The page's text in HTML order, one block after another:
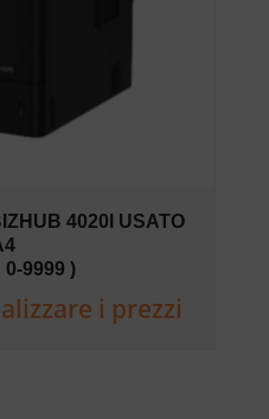
4020I USATO
9999 )
i prezzi